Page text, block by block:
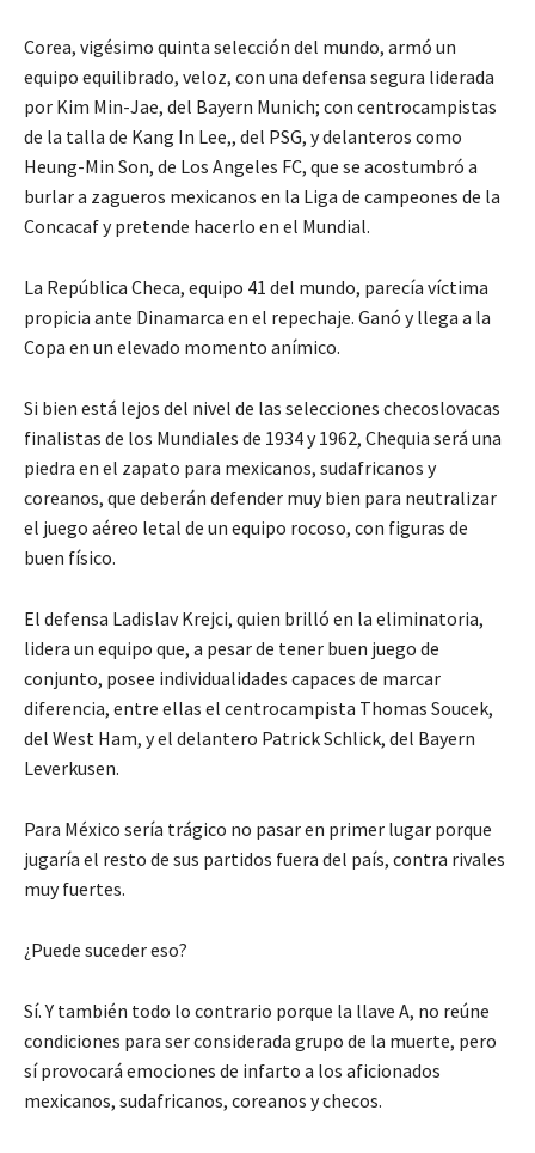
Corea, vigésimo quinta selección del mundo, armó un
equipo equilibrado, veloz, con una defensa segura liderada
por Kim Min-Jae, del Bayern Munich; con centrocampistas
de la talla de Kang In Lee,, del PSG, y delanteros como
Heung-Min Son, de Los Angeles FC, que se acostumbró a
burlar a zagueros mexicanos en la Liga de campeones de la
Concacaf y pretende hacerlo en el Mundial.
La República Checa, equipo 41 del mundo, parecía víctima
propicia ante Dinamarca en el repechaje. Ganó y llega a la
Copa en un elevado momento anímico.
Si bien está lejos del nivel de las selecciones checoslovacas
finalistas de los Mundiales de 1934 y 1962, Chequia será una
piedra en el zapato para mexicanos, sudafricanos y
coreanos, que deberán defender muy bien para neutralizar
el juego aéreo letal de un equipo rocoso, con figuras de
buen físico.
El defensa Ladislav Krejci, quien brilló en la eliminatoria,
lidera un equipo que, a pesar de tener buen juego de
conjunto, posee individualidades capaces de marcar
diferencia, entre ellas el centrocampista Thomas Soucek,
del West Ham, y el delantero Patrick Schlick, del Bayern
Leverkusen.
Para México sería trágico no pasar en primer lugar porque
jugaría el resto de sus partidos fuera del país, contra rivales
muy fuertes.
¿Puede suceder eso?
Sí. Y también todo lo contrario porque la llave A, no reúne
condiciones para ser considerada grupo de la muerte, pero
sí provocará emociones de infarto a los aficionados
mexicanos, sudafricanos, coreanos y checos.